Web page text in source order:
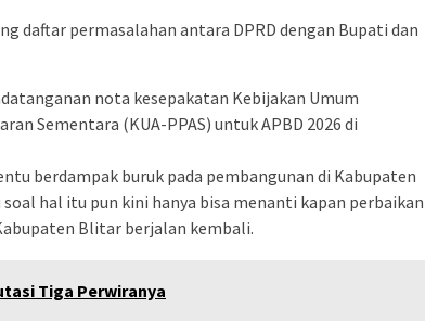
daftar permasalahan antara DPRD dengan Bupati dan
nota kesepakatan Kebijakan Umum
Sementara (KUA-PPAS) untuk APBD 2026 di
berdampak buruk pada pembangunan di Kabupaten
hal itu pun kini hanya bisa menanti kapan perbaikan
Blitar berjalan kembali.
Tiga Perwiranya